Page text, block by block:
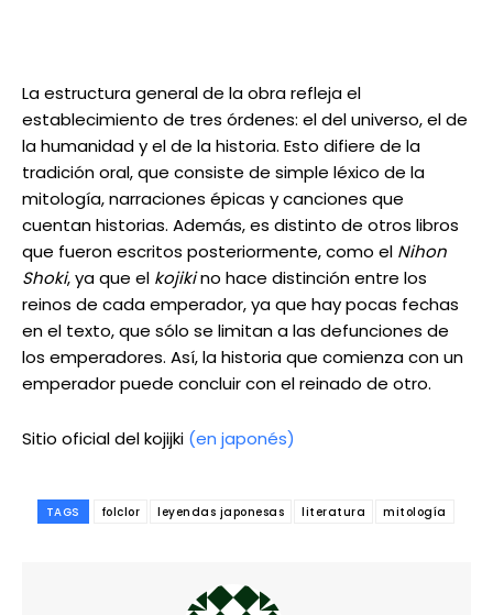
La estructura general de la obra refleja el
establecimiento de tres órdenes: el del universo, el de
la humanidad y el de la historia. Esto difiere de la
tradición oral, que consiste de simple léxico de la
mitología, narraciones épicas y canciones que
cuentan historias. Además, es distinto de otros libros
que fueron escritos posteriormente, como el Nihon
Shoki, ya que el kojikino hace distinción entre los
reinos de cada emperador, ya que hay pocas fechas
en el texto, que sólo se limitan a las defunciones de
los emperadores. Así, la historia que comienza con un
emperador puede concluir con el reinado de otro.
Sitio oficial del kojijki (en japonés)
TAGS folclor leyendas japonesas literatura mitología